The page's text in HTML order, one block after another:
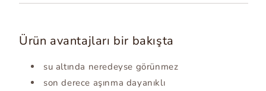
Ürün avantajları bir bakışta
su altında neredeyse görünmez
son derece aşınma dayanıklı